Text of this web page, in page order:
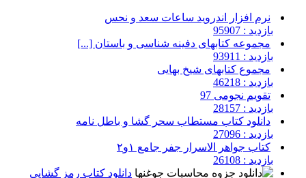
نرم افزار اندروید ساعات سعد و نحس
بازدید : 95907
مجموعه کتابهای دفینه شناسی و باستان [...]
بازدید : 93911
مجموع کتابهای شیخ بهایی
بازدید : 46218
تقویم نجومی 97
بازدید : 28157
دانلود کتاب مستطاب سحر گشا و باطل نامه
بازدید : 27096
کتاب جواهر الاسرار جفر جامع ۱و۲
بازدید : 26108
دانلود کتاب رمز گشایی